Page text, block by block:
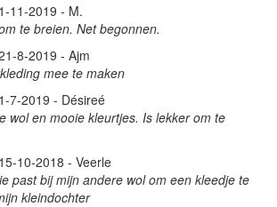
1-11-2019 - M.
te breien. Net begonnen.
8-2019 - Ajm
mee te maken
1-7-2019 - Désireé
wol en mooie kleurtjes. Is lekker om te
15-10-2018 - Veerle
past bij mijn andere wol om een kleedje te
kleindochter